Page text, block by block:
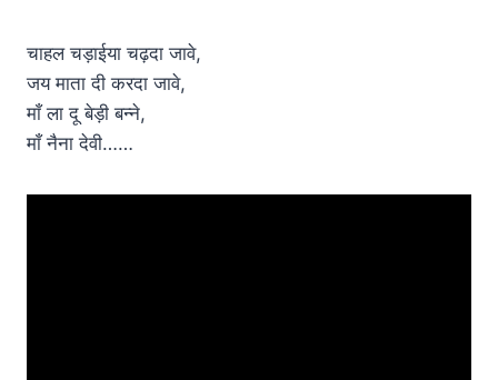
चाहल चड़ाईया चढ़दा जावे,
जय माता दी करदा जावे,
माँ ला दू बेड़ी बन्ने,
माँ नैना देवी……